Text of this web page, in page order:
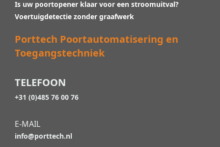
Is uw poortopener klaar voor een stroomuitval?
Voertuigdetectie zonder graafwerk
Porttech Poortautomatisering en
Toegangstechniek
TELEFOON
+31 (0)485 76 00 76
E-MAIL
info@porttech.nl